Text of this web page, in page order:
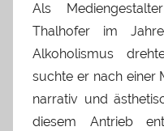
Als
Thalhofer im
Alkoholismus
suchte er nach einer
narrativ und
diesem Antrieb